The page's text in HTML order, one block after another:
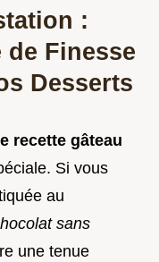
:
de Finesse
Desserts
recette gâteau
Si vous
au
sans
une tenue